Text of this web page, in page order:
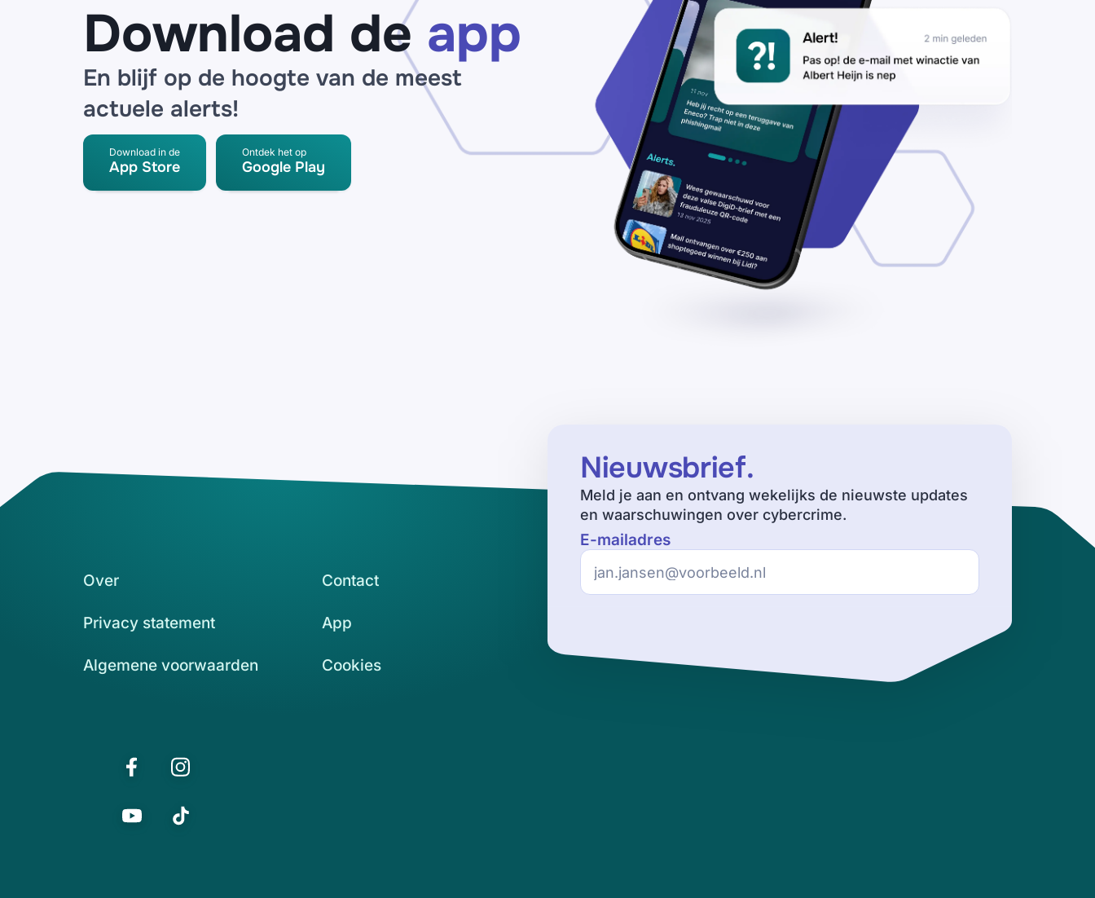
Download de app
En blijf op de hoogte van de meest
actuele alerts!
Download in de
App Store
Ontdek het op
Google Play
Nieuwsbrief.
Meld je aan en ontvang wekelijks de nieuwste updates
en waarschuwingen over cybercrime.
E-mailadres
Over Contact
Privacy statement App
Algemene voorwaarden Cookies